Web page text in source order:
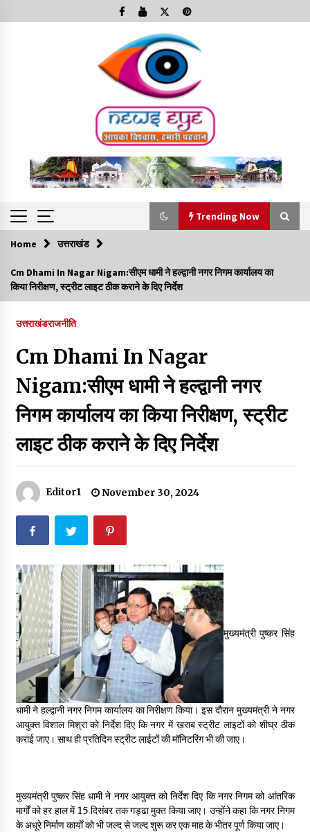
to
Trending Now
Trending Now
Minorities Rights Day : विश्व अल्पसंख्यक अधिकार दिवस
कार्यक्रम में शामिल हुए सीएम,आधुनिक मदरसों का नाम अब्दुल कलाम के नाम
Thought Of The Day 7 September
September 7, 2023
Thought Of The Day 6 September
September 6, 2023
Thought Of The Day 17 May
May 17, 2022
Thought Of The Day 16 May
May 16, 2022
Thought Of The Day 14 May
May 14, 2022
Thought Of The Day 13 May
Thought Of The Day 12 May
May 12, 2022
Home उत्तराखंड
Cm Dhami In Nagar Nigam:सीएम धामी ने हल्द्वानी नगर निगम कार्यालय का
किया निरीक्षण, स्ट्रीट लाइट ठीक कराने के दिए निर्देश
उत्तराखंडराजनीति
Cm Dhami In Nagar
Nigam:सीएम धामी ने हल्द्वानी नगर
निगम कार्यालय का किया निरीक्षण, स्ट्रीट
लाइट ठीक कराने के दिए निर्देश
Editor1 November 30, 2024
मुख्यमंत्री पुष्कर सिंह
धामी ने हल्द्वानी नगर निगम कार्यालय का निरीक्षण किया। इस दौरान मुख्यमंत्री ने नगर
आयुक्त विशाल मिश्रा को निर्देश दिए कि नगर में खराब स्ट्रीट लाइटों को शीघ्र ठीक
कराई जाए। साथ ही प्रतिदिन स्ट्रीट लाईटों की मॉनिटरिंग भी की जाए।
मुख्यमंत्री पुष्कर सिंह धामी ने नगर आयुक्त को निर्देश दिए कि नगर निगम को आंतरिक
मार्गों को हर हाल में 15 दिसंबर तक गड्ढा मुक्त किया जाए। उन्होंने कहा कि नगर निगम
के अधूरे निर्माण कार्यों को भी जल्द से जल्द शुरू कर एक माह के भीतर पूर्ण किया जाए।